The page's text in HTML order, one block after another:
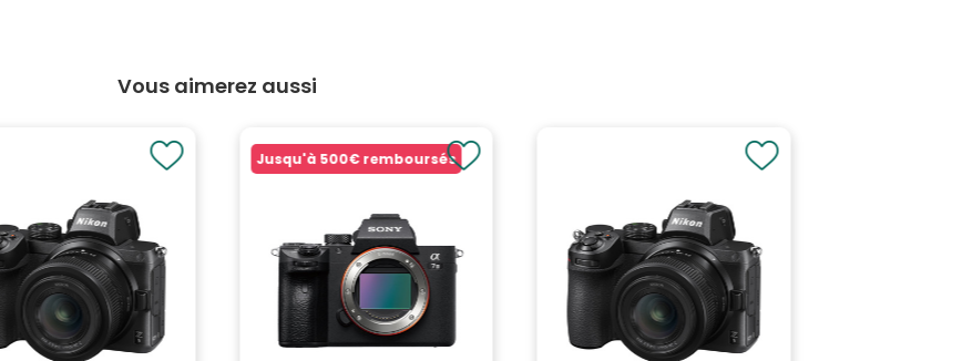
Vous aimerez aussi
Jusqu'à 500€ remboursés